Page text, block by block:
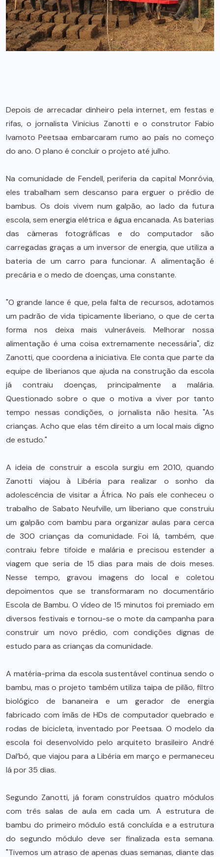
Depois de arrecadar dinheiro pela internet, em festas e
rifas, o jornalista Vinicius Zanotti e o construtor Fabio
Ivamoto Peetsaa embarcaram rumo ao país no começo
do ano. O plano é concluir o projeto até julho.
Na comunidade de Fendell, periferia da capital Monróvia,
eles trabalham sem descanso para erguer o prédio de
bambus. Os dois vivem num galpão, ao lado da futura
escola, sem energia elétrica e água encanada. As baterias
das câmeras fotográficas e do computador são
carregadas graças a um inversor de energia, que utiliza a
bateria de um carro para funcionar. A alimentação é
precária e o medo de doenças, uma constante.
"O grande lance é que, pela falta de recursos, adotamos
um padrão de vida tipicamente liberiano, o que de certa
forma nos deixa mais vulneráveis. Melhorar nossa
alimentação é uma coisa extremamente necessária", diz
Zanotti, que coordena a iniciativa. Ele conta que parte da
equipe de liberianos que ajuda na construção da escola
já contraiu doenças, principalmente a malária.
Questionado sobre o que o motiva a viver por tanto
tempo nessas condições, o jornalista não hesita. "As
crianças. Acho que elas têm direito a um local mais digno
de estudo."
A ideia de construir a escola surgiu em 2010, quando
Zanotti viajou à Libéria para realizar o sonho da
adolescência de visitar a África. No país ele conheceu o
trabalho de Sabato Neufville, um liberiano que construiu
um galpão com bambu para organizar aulas para cerca
de 300 crianças da comunidade. Foi lá, também, que
contraiu febre tifoide e malária e precisou estender a
viagem que seria de 15 dias para mais de dois meses.
Nesse tempo, gravou imagens do local e coletou
depoimentos que se transformaram no documentário
Escola de Bambu. O vídeo de 15 minutos foi premiado em
diversos festivais e tornou-se o mote da campanha para
construir um novo prédio, com condições dignas de
estudo para as crianças da comunidade.
A matéria-prima da escola sustentável continua sendo o
bambu, mas o projeto também utiliza taipa de pilão, filtro
biológico de bananeira e um gerador de energia
fabricado com ímãs de HDs de computador quebrado e
rodas de bicicleta, inventado por Peetsaa. O modelo da
escola foi desenvolvido pelo arquiteto brasileiro André
Dal’bó, que viajou para a Libéria em março e permaneceu
lá por 35 dias.
Segundo Zanotti, já foram construídos quatro módulos
com três salas de aula em cada um. A estrutura de
bambu do primeiro módulo está concluída e a estrutura
do segundo módulo deve ser finalizada esta semana.
"Tivemos um atraso de apenas duas semanas, diante das